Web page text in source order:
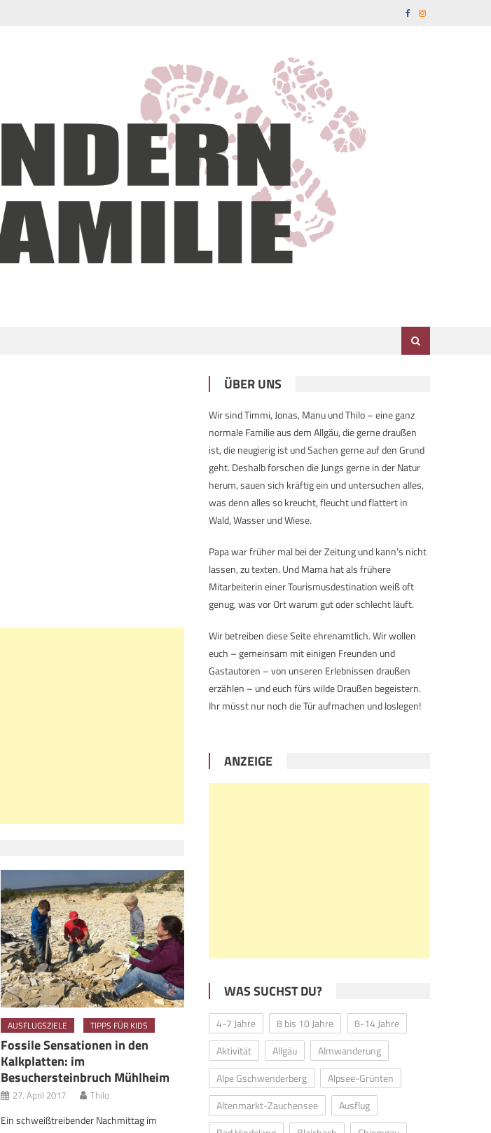
AUSFLUGSZIELE TIPPS FÜR KIDS
Fossile Sensationen in den
Kalkplatten: im
Besuchersteinbruch Mühlheim
27. April 2017 Thilo
Ein schweißtreibender Nachmittag im
ÜBER UNS
Wir sind Timmi, Jonas, Manu und Thilo – eine ganz
normale Familie aus dem Allgäu, die gerne draußen
ist, die neugierig ist und Sachen gerne auf den Grund
geht. Deshalb forschen die Jungs gerne in der Natur
herum, sauen sich kräftig ein und untersuchen alles,
was denn alles so kreucht, fleucht und flattert in
Wald, Wasser und Wiese.
Papa war früher mal bei der Zeitung und kann’s nicht
lassen, zu texten. Und Mama hat als frühere
Mitarbeiterin einer Tourismusdestination weiß oft
genug, was vor Ort warum gut oder schlecht läuft.
Wir betreiben diese Seite ehrenamtlich. Wir wollen
euch – gemeinsam mit einigen Freunden und
Gastautoren – von unseren Erlebnissen draußen
erzählen – und euch fürs wilde Draußen begeistern.
Ihr müsst nur noch die Tür aufmachen und loslegen!
ANZEIGE
WAS SUCHST DU?
4-7 Jahre 8 bis 10 Jahre
8-14 Jahre
Aktivität
Allgäu
Almwanderung
Alpe Gschwenderberg
Alpsee-Grünten
Altenmarkt-Zauchensee
Ausflug